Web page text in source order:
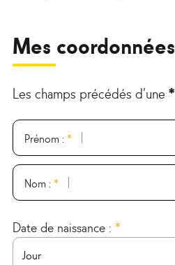
Mes
Les champs précédés d’une *
Prénom :*
Nom :*
Date de naissance : *
Jour